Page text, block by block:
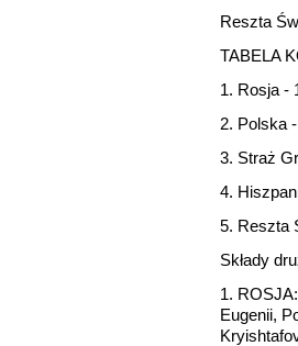
Reszta
TABELA
1. Rosja -
2. Polska
3. Straż
4.
5. Reszta
Składy
1.
Eugenii,